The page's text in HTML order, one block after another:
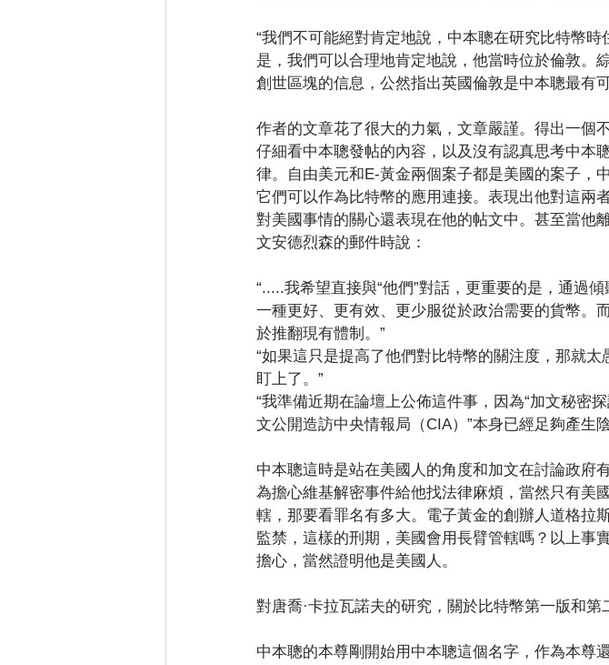
“我們不可能絕對肯定地說，中本聰在研究比特幣
是，我們可以合理地肯定地說，他當時位於倫敦。
創世區塊的信息，公然指出英國倫敦是中本聰最有
作者的文章花了很大的力氣，文章嚴謹。得出一個
仔細看中本聰發帖的內容，以及沒有認真思考中本
律。自由美元和E-黃金兩個案子都是美國的案子，
它們可以作為比特幣的應用連接。表現出他對這兩
對美國事情的關心還表現在他的帖文中。甚至當他
文安德烈森的郵件時說：
“.....我希望直接與“他們”對話，更重要的是，通過
一種更好、更有效、更少服從於政治需要的貨幣。
於推翻現有體制。”
“如果這只是提高了他們對比特幣的關注度，那就
盯上了。”
“我準備近期在論壇上公佈這件事，因為“加文秘密
文公開造訪中央情報局（CIA）”本身已經足夠產生陰
中本聰這時是站在美國人的角度和加文在討論政府
為擔心維基解密事件給他找法律麻煩，當然只有美
轄，那要看罪名有多大。電子黃金的創辦人道格拉
監禁，這樣的刑期，美國會用長臂管轄嗎？以上事
擔心，當然證明他是美國人。
對唐喬·卡拉瓦諾夫的研究，關於比特幣第一版和第
中本聰的本尊剛開始用中本聰這個名字，作為本尊